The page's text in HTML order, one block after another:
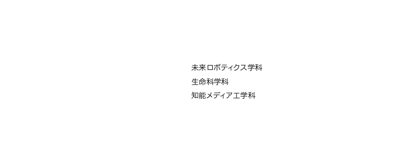
学部・学科・研究科・専攻の名称
未来ロボティクス学科
生命科学科
知能メディア工学科